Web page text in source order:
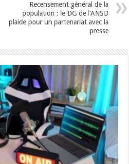
Recensement général de la
population : le DG de l’ANSD
plaide pour un partenariat avec la
presse